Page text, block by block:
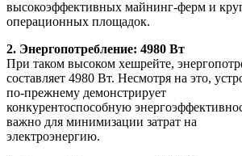
высокоэффективных майнинг-ферм и
операционных площадок.
2. Энергопотребление: 4980 Вт
При таком высоком хешрейте,
составляет 4980 Вт. Несмотря на это,
по-прежнему демонстрирует
конкурентоспособную
важно для минимизации затрат на
электроэнергию.